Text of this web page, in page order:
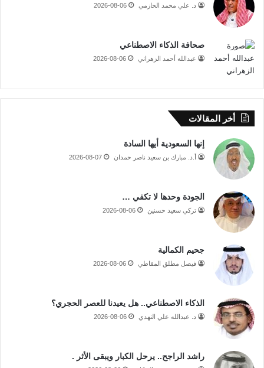
د. علي محمد الحازمي 2026-08-06
صحافة الذكاء الاصطناعي
عبدالله أحمد الزهراني 2026-08-06
أخر المقالات
إنها السعودية أيها السادة
أ.د. مبارك بن سعيد ناصر حمدان 2026-08-07
الجودة وحدها لا تكفي …
تركي سعيد حسنين 2026-08-06
جحيم الكمالية
فيصل مطلق المقاطي 2026-08-06
الذكاء الاصطناعي.. هل يعيدنا للعصر الحجري؟
د. عبدالله علي النهدي 2026-08-06
راشد الراجح.. يرحل الكبار ويبقى الأثر .